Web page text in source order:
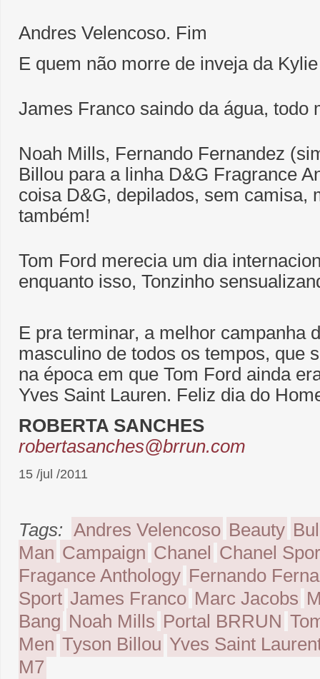
Andres Velencoso. Fim
E quem não morre de inveja da
James Franco saindo da água, todo
Noah Mills, Fernando Fernandez
Billou para a linha D&G Fragrance
coisa D&G, depilados, sem camisa,
também!
Tom Ford merecia um dia
enquanto isso, Tonzinho
E pra terminar, a melhor campanha
masculino de todos os tempos, que
na época em que Tom Ford ainda
Yves Saint Lauren. Feliz dia do
ROBERTA SANCHES
robertasanches@brrun.com
15 /jul /2011
Tags: Andres Velencoso Beauty
Man Campaign Chanel Chanel
Fragance Anthology Fernando
Sport James Franco Marc Jacobs
Bang Noah Mills Portal BRRUN
Men Tyson Billou Yves Saint
M7